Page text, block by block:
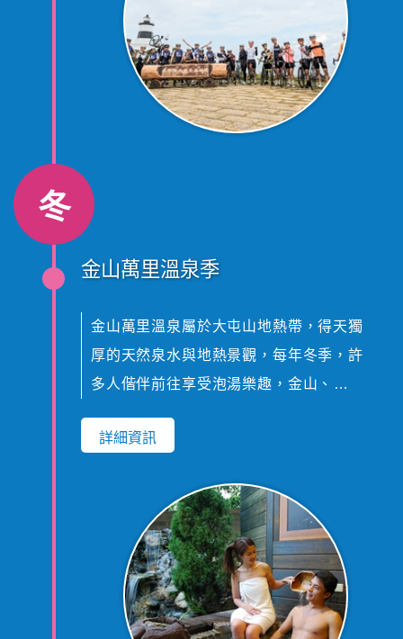
冬
金山萬里溫泉季
金山萬里溫泉屬於大屯山地熱帶，得天獨
厚的天然泉水與地熱景觀，每年冬季，許
多人偕伴前往享受泡湯樂趣，金山、萬里
循環，亦有美白之效。
詳細資訊